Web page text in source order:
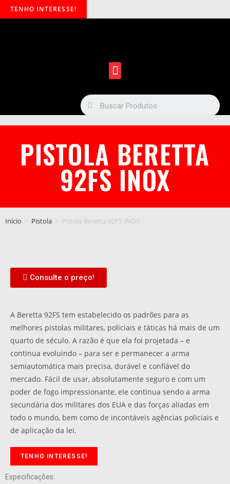
TENHO INTERESSE!
PISTOLA BERETTA
92FS INOX
Início > Pistola > Pistola Beretta 92FS INOX
Consulte o preço!
A Beretta 92FS tem estabelecido os padrões para as
melhores pistolas militares, policiais e táticas há mais de um
quarto de século. A razão é que ela foi projetada – e
continua evoluindo – para ser e permanecer a arma
semiautomática mais precisa, durável e confiável do
mercado. Fácil de usar, absolutamente seguro e com um
poder de fogo impressionante, ele continua sendo a arma
secundária dos militares dos EUA e das forças aliadas em
todo o mundo, bem como de incontáveis ​​agências policiais e
de aplicação da lei.
TENHO INTERESSE!
Especificações: